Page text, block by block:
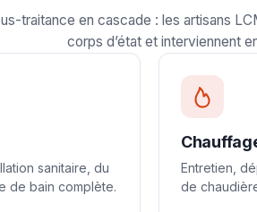
traitance en cascade : les artisans
corps d’état et interviennent
sanitaire, du
de bain complète.
Entretien,
de